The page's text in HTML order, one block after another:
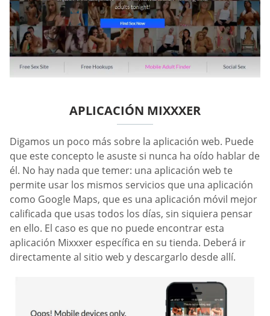
APLICACIÓN MIXXXER
Digamos un poco más sobre la aplicación web. Puede
que este concepto le asuste si nunca ha oído hablar de
él. No hay nada que temer: una aplicación web te
permite usar los mismos servicios que una aplicación
como Google Maps, que es una aplicación móvil mejor
calificada que usas todos los días, sin siquiera pensar
en ello. El caso es que no puede encontrar esta
aplicación Mixxxer específica en su tienda. Deberá ir
directamente al sitio web y descargarlo desde allí.